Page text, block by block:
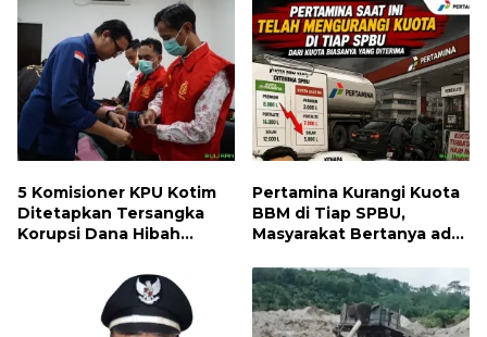
5 Komisioner KPU Kotim
Ditetapkan Tersangka
Korupsi Dana Hibah
ditaksir 10 Milyard
Pertamina Kurangi Kuota
BBM di Tiap SPBU,
Masyarakat Bertanya ada